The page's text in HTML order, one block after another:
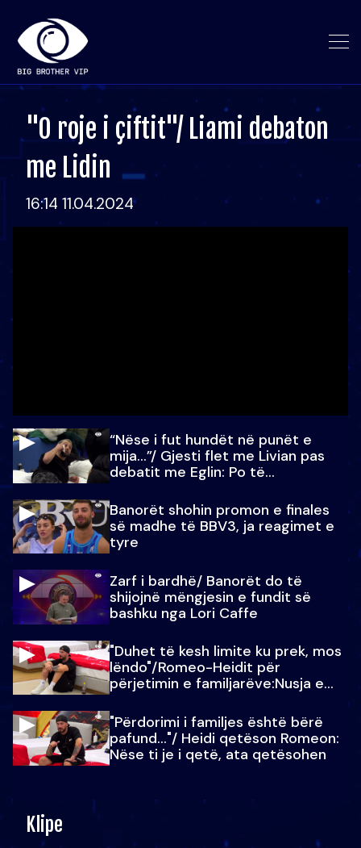
"O roje i çiftit"/ Liami debaton
me Lidin
16:14 11.04.2024
“Nëse i fut hundët në punët e
mija…”/ Gjesti flet me Livian pas
debatit me Eglin: Po të
Banorët shohin promon e finales
së madhe të BBV3, ja reagimet e
tyre
Zarf i bardhë/ Banorët do të
shijojnë mëngjesin e fundit së
bashku nga Lori Caffe
"Duhet të kesh limite ku prek, mos
lëndo"/Romeo-Heidit për
përjetimin e familjarëve:Nusja e
"Përdorimi i familjes është bërë
pafund…"/ Heidi qetëson Romeon:
Nëse ti je i qetë, ata qetësohen
Klipe